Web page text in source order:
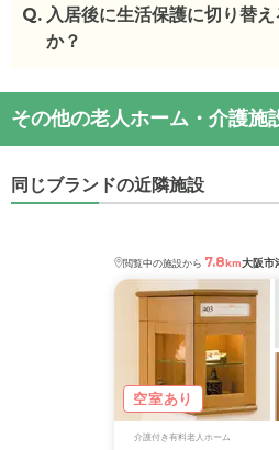
いくつかメニューがあり、自
Q. 入居後に生活保護に切り替
か？
施設のご利用料金が生活保護
生活保護の方の受け入れ自体
その他の老人ホーム・介護施
同じブランドの近隣施設
閲覧中の施設から 7.8 km大阪市
空室あり
介護付き有料老人ホーム